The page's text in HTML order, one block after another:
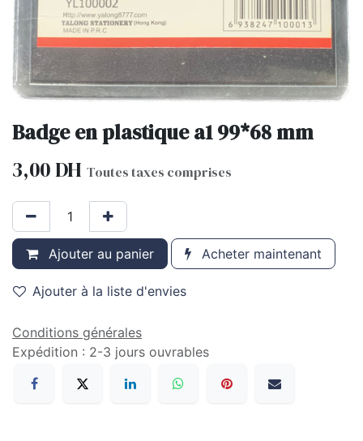
Badge en plastique a1 99*68 mm
3,00DH Toutes taxes comprises
Ajouter au panier Acheter maintenant
Ajouter à la liste d'envies
Conditions générales
Expédition : 2-3 jours ouvrables